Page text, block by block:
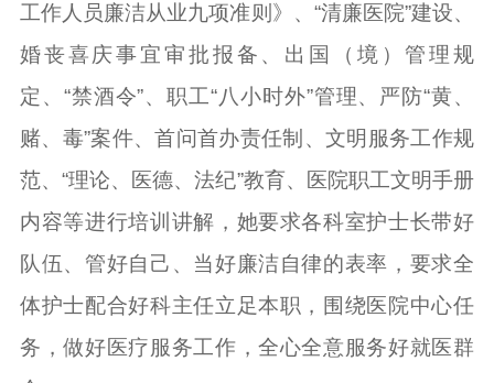
工作人员廉洁从业九项准则》、“清廉医院”建设、
婚丧喜庆事宜审批报备、出国（境）管理规
定、“禁酒令”、职工“八小时外”管理、严防“黄、
赌、毒”案件、首问首办责任制、文明服务工作规
范、“理论、医德、法纪”教育、医院职工文明手册
内容等进行培训讲解，她要求各科室护士长带好
队伍、管好自己、当好廉洁自律的表率，要求全
体护士配合好科主任立足本职，围绕医院中心任
务，做好医疗服务工作，全心全意服务好就医群